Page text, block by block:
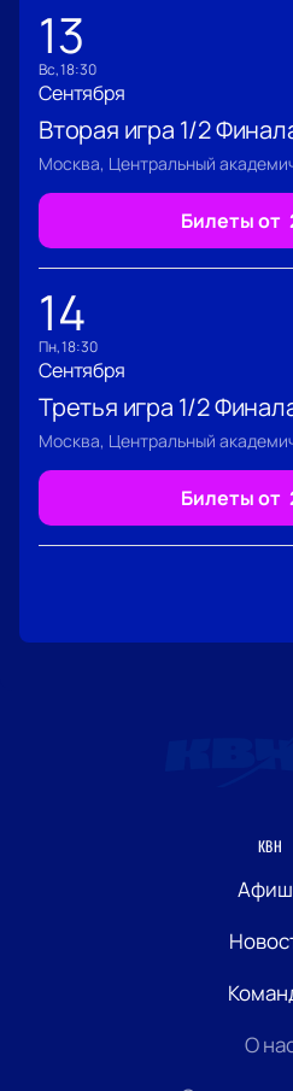
13
вс, 18:30
Сентября
Вторая игра 1/2
Билеты от
14
пн, 18:30
Сентября
Третья игра 1/2
Билеты от
КВН
О